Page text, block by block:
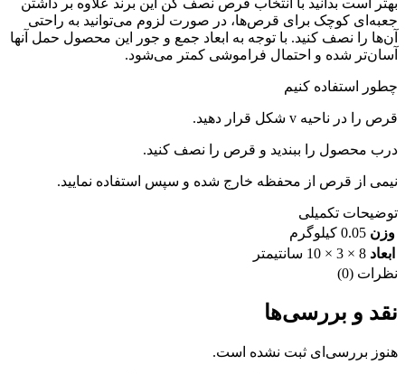
بهتر است بدانید با انتخاب قرص نصف کن این برند علاوه بر داشتن
جعبه‌ای کوچک برای قرص‌ها، در صورت لزوم می‌توانید به راحتی
آن‌ها را نصف کنید. با توجه به ابعاد جمع و جور این محصول حمل آنها
آسان‌تر شده و احتمال فراموشی کمتر می‌شود.
چطور استفاده کنیم
قرص را در ناحیه v شکل قرار دهید.
درب محصول را ببندید و قرص را نصف کنید.
نیمی از قرص از محفظه خارج شده و سپس استفاده نمایید.
توضیحات تکمیلی
وزن 0.05 کیلوگرم
ابعاد 8 × 3 × 10 سانتیمتر
نظرات (0)
نقد و بررسی‌ها
هنوز بررسی‌ای ثبت نشده است.